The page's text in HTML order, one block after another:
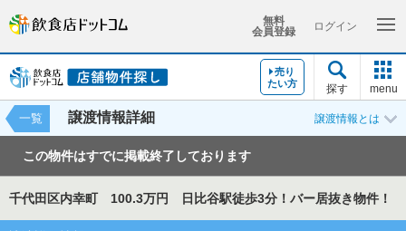
無料
会員登録
ログイン
売り
たい方
探す menu
譲渡情報詳細
一覧 譲渡情報とは
この物件はすでに掲載終了しております
千代田区内幸町 100.3万円 日比谷駅徒歩3分！バー居抜き物件！